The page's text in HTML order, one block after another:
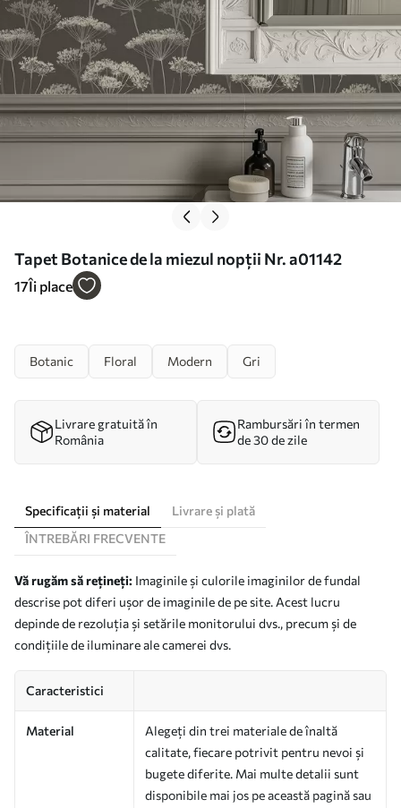
Tapet Botanice de la miezul nopții Nr. a01142
17Îi place
Botanic Floral Modern Gri
Livrare gratuită în
România
Rambursări în termen
de 30 de zile
Specificații și material
Livrare și plată
ÎNTREBĂRI FRECVENTE
Vă rugăm să rețineți: Imaginile și culorile imaginilor de fundal
descrise pot diferi ușor de imaginile de pe site. Acest lucru
depinde de rezoluția și setările monitorului dvs., precum și de
condițiile de iluminare ale camerei dvs.
Caracteristici
Material
Alegeți din trei materiale de înaltă
calitate, fiecare potrivit pentru nevoi și
bugete diferite. Mai multe detalii sunt
disponibile mai jos pe această pagină sau